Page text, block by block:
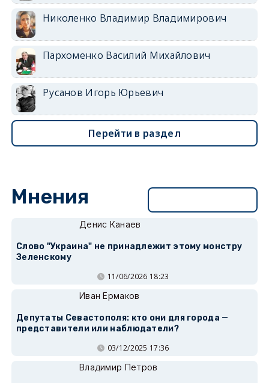
Николенко Владимир Владимирович
Пархоменко Василий Михайлович
Русанов Игорь Юрьевич
Перейти в раздел
Мнения
Денис Канаев
Слово "Украина" не принадлежит этому монстру
Зеленскому
11/06/2026 18:23
Иван Ермаков
Депутаты Севастополя: кто они для города —
представители или наблюдатели?
03/12/2025 17:36
Владимир Петров